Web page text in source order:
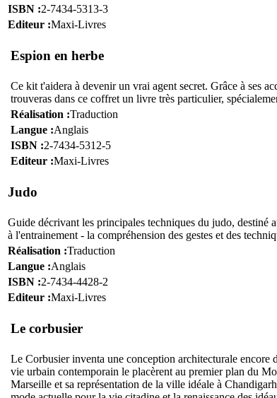
ISBN :2-7434-5313-3
Editeur :Maxi-Livres
Espion en herbe
Ce kit t'aidera à devenir un vrai agent secret. Grâce à ses
trouveras dans ce coffret un livre très particulier,
Réalisation :Traduction
Langue :Anglais
ISBN :2-7434-5312-5
Editeur :Maxi-Livres
Judo
Guide décrivant les principales techniques du judo, destiné
à l'entrainement - la compréhension des gestes et des
Réalisation :Traduction
Langue :Anglais
ISBN :2-7434-4428-2
Editeur :Maxi-Livres
Le corbusier
Le Corbusier inventa une conception architecturale
vie urbain contemporain le placèrent au premier plan du
Marseille et sa représentation de la ville idéale à